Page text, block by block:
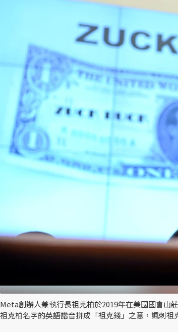
Meta創辦人兼執行長祖克柏於2019年在美國國會山
祖克柏名字的英語諧音拼成「祖克錢」之意，諷刺